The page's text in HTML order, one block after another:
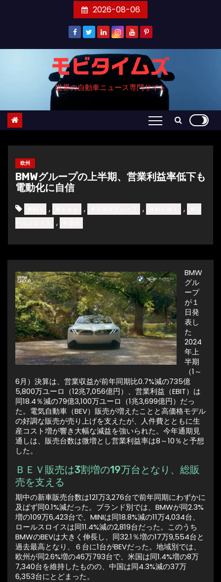
ン
プ
2026-08-06
モビタイムズ
世界の自動車ニュース専門サイト
欧州
BMWグループの上半期、営業利益率低下も
電動化に自信
, , , ,
,
BMW
グル
ープ
が１
日発
表し
た
2024
年上
半期
（1～
6月）決算は、営業収益が前年同期比0.7%減の735億
5,800万ユーロ（12兆7,056億円）、営業利益（EBIT）は
同18.4％減の79億3,100万ユーロ（1兆3,699億円）だっ
た。電気自動車（BEV）販売が増えたことと高価格モデル
の好調な販売が売り上げを支えたが、人件費とともに生
産コスト増が響き大幅な減益を強いられた。今年通期見
通しは、販売台数は微増とし営業利益率は8～10％と予想
した。
ＢＥＶ販売は3割増の19万台となり、総販
売を支える
期中の新車販売台数は121万3,276台で前年同期にわずかに
及ばず同0.1%減だった。ブランド別では、BMWが同2.3%
増の109万6,423台で、MINIは同18.8%減の11万4,034台、
ロールスロイスは同11.4%減の2,819台だった。このうち
BMWのBEVは大きく伸長し、同32.1％増の17万9,554台と
過去最高となり、６台に1台がBEVだった。地域別では、
欧州が同2.6%増の46万793台で、米国は同1.4%増の8万
7,340台を維持したものの、中国は同4.3%減の37万
6,353台にとどまった。